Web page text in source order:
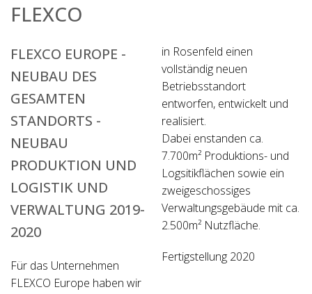
FLEXCO
FLEXCO EUROPE -
NEUBAU DES
GESAMTEN
STANDORTS -
NEUBAU
PRODUKTION UND
LOGISTIK UND
VERWALTUNG 2019-
2020
Für das Unternehmen
FLEXCO Europe haben wir
in Rosenfeld einen
vollständig neuen
Betriebsstandort
entworfen, entwickelt und
realisiert.
Dabei enstanden ca.
7.700m² Produktions- und
Logsitikflächen sowie ein
zweigeschossiges
Verwaltungsgebäude mit ca.
2.500m² Nutzfläche.
Fertigstellung 2020